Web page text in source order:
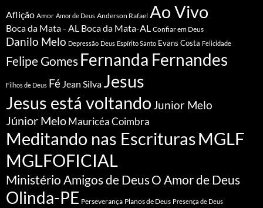
Aflição Amor Amor de Deus Anderson Rafael Ao Vivo
Boca da Mata - AL Boca da Mata-AL Confiar em Deus
Danilo Melo Depressão Deus Espírito Santo Evans Costa Felicidade
Felipe Gomes Fernanda Fernandes
Filhos de Deus Fé Jean Silva Jesus
Jesus está voltando Junior Melo
Júnior Melo Mauricéa Coimbra
Meditando nas EscriturasMGLF
MGLFOFICIAL
Ministério Amigos de DeusO Amor de Deus
Olinda-PE Perseverança Planos de Deus Presença de Deus